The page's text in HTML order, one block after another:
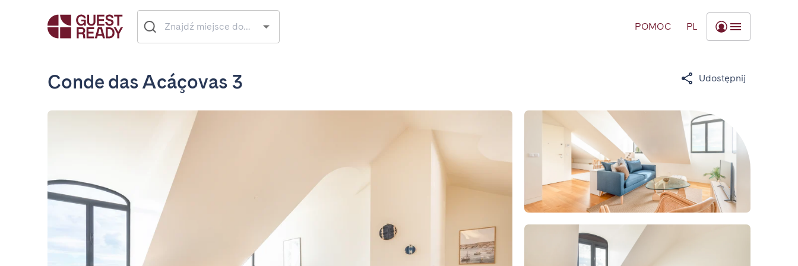
POMOC PL
Conde das Acáçovas 3 Udostępnij